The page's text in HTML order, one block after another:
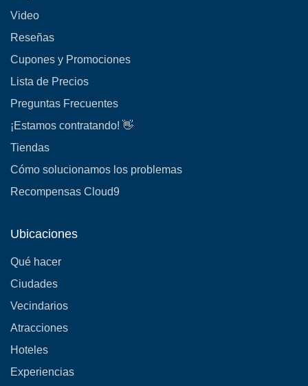
Video
Reseñas
Cupones y Promociones
Lista de Precios
Preguntas Frecuentes
¡Estamos contratando! 👋
Tiendas
Cómo solucionamos los problemas
Recompensas Cloud9
Ubicaciones
Qué hacer
Ciudades
Vecindarios
Atracciones
Hoteles
Experiencias